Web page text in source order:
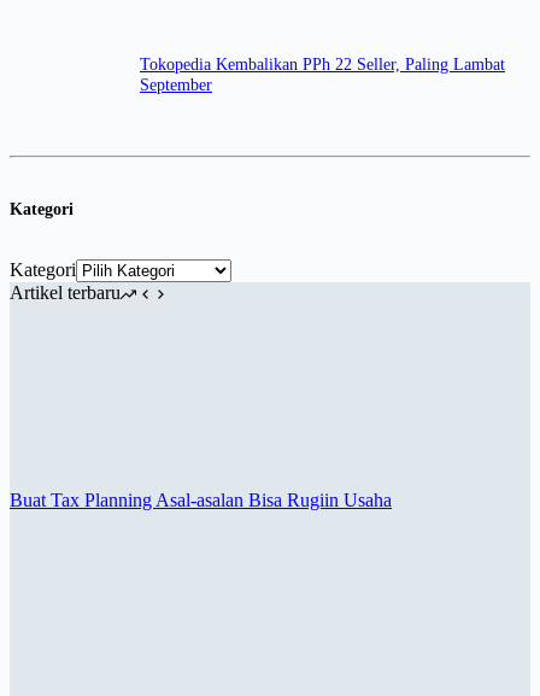
Tokopedia Kembalikan PPh 22 Seller, Paling Lambat
September
Kategori
Kategori
Artikel terbaru
Buat Tax Planning Asal-asalan Bisa Rugiin Usaha